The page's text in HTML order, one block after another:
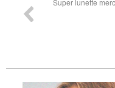
Super lunette